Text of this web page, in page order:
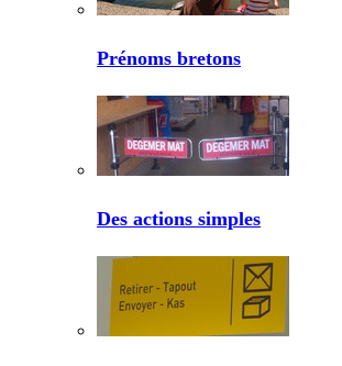
Prénoms bretons
Des actions simples